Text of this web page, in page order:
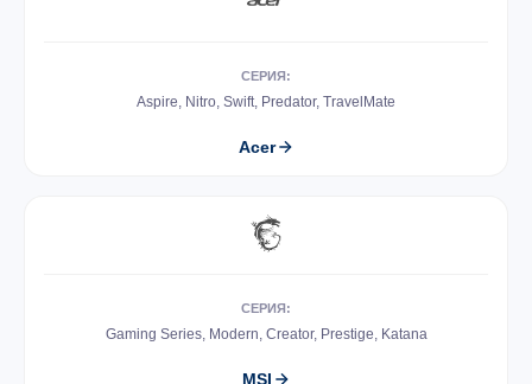
СЕРИЯ:
Aspire, Nitro, Swift, Predator, TravelMate
Acer
СЕРИЯ:
Gaming Series, Modern, Creator, Prestige, Katana
MSI